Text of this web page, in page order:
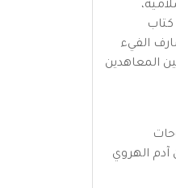
كتاب
الفيء
المعاهدين
الهروي